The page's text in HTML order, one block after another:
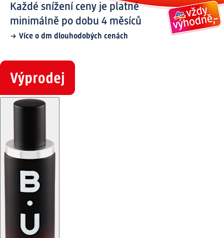
Každé snížení ceny je platné
minimálně po dobu 4 měsíců
Více o dm dlouhodobých cenách